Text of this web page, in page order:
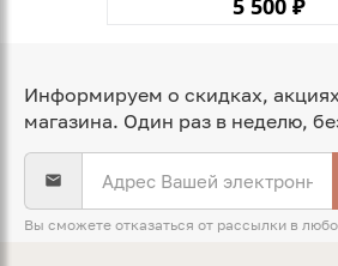
5 500 ₽
Информируем о скидках,
магазина. Один раз в неделю,
Вы сможете отказаться от рассылки в